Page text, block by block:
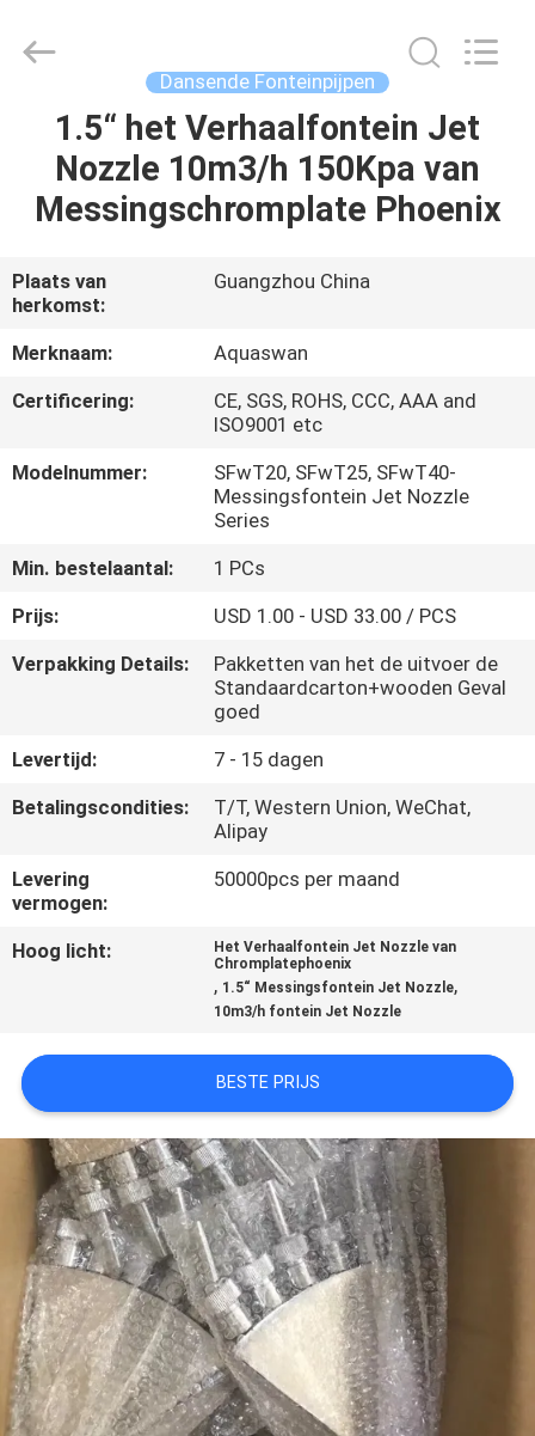
HUIS
PRODUCTEN
ONGEVEER
ONS
FABRIEKSREIS
KWALITEITSCONTROLE
CONTACTEER
VERZOEK
EEN
NEWS
SITEMAP
POLICY
water
co,.ltd.
Dansende Fonteinpijpen
1.5“ het Verhaalfontein Jet
Nozzle 10m3/h 150Kpa van
Messingschromplate Phoenix
Plaats van
herkomst:
Guangzhou China
Merknaam:
Aquaswan
Certificering:
CE, SGS, ROHS, CCC, AAA and
ISO9001 etc
Modelnummer:
SFwT20, SFwT25, SFwT40-
Messingsfontein Jet Nozzle
Series
Min. bestelaantal:
1 PCs
Prijs:
USD 1.00 - USD 33.00 / PCS
Verpakking Details:
Pakketten van het de uitvoer de
Standaardcarton+wooden Geval
goed
Levertijd:
7 - 15 dagen
Betalingscondities:
T/T, Western Union, WeChat,
Alipay
Levering
vermogen:
50000pcs per maand
Hoog licht:
Het Verhaalfontein Jet Nozzle van
Chromplatephoenix
, 1.5“ Messingsfontein Jet Nozzle,
10m3/h fontein Jet Nozzle
BESTE PRIJS